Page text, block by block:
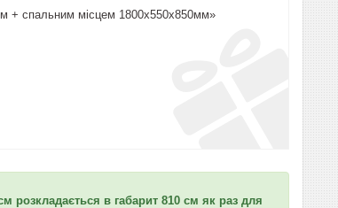
+ спальним місцем 1800х550х850мм»
розкладається в габарит 810 см як раз для